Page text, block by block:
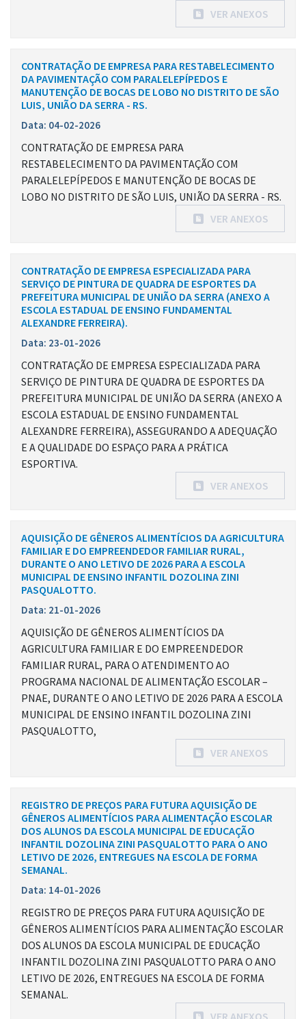
VER ANEXOS
CONTRATAÇÃO DE EMPRESA PARA RESTABELECIMENTO
DA PAVIMENTAÇÃO COM PARALELEPÍPEDOS E
MANUTENÇÃO DE BOCAS DE LOBO NO DISTRITO DE SÃO
LUIS, UNIÃO DA SERRA - RS.
Data: 04-02-2026
CONTRATAÇÃO DE EMPRESA PARA
RESTABELECIMENTO DA PAVIMENTAÇÃO COM
PARALELEPÍPEDOS E MANUTENÇÃO DE BOCAS DE
LOBO NO DISTRITO DE SÃO LUIS, UNIÃO DA SERRA - RS.
VER ANEXOS
CONTRATAÇÃO DE EMPRESA ESPECIALIZADA PARA
SERVIÇO DE PINTURA DE QUADRA DE ESPORTES DA
PREFEITURA MUNICIPAL DE UNIÃO DA SERRA (ANEXO A
ESCOLA ESTADUAL DE ENSINO FUNDAMENTAL
ALEXANDRE FERREIRA).
Data: 23-01-2026
CONTRATAÇÃO DE EMPRESA ESPECIALIZADA PARA
SERVIÇO DE PINTURA DE QUADRA DE ESPORTES DA
PREFEITURA MUNICIPAL DE UNIÃO DA SERRA (ANEXO A
ESCOLA ESTADUAL DE ENSINO FUNDAMENTAL
ALEXANDRE FERREIRA), ASSEGURANDO A ADEQUAÇÃO
E A QUALIDADE DO ESPAÇO PARA A PRÁTICA
ESPORTIVA.
VER ANEXOS
AQUISIÇÃO DE GÊNEROS ALIMENTÍCIOS DA AGRICULTURA
FAMILIAR E DO EMPREENDEDOR FAMILIAR RURAL,
DURANTE O ANO LETIVO DE 2026 PARA A ESCOLA
MUNICIPAL DE ENSINO INFANTIL DOZOLINA ZINI
PASQUALOTTO.
Data: 21-01-2026
AQUISIÇÃO DE GÊNEROS ALIMENTÍCIOS DA
AGRICULTURA FAMILIAR E DO EMPREENDEDOR
FAMILIAR RURAL, PARA O ATENDIMENTO AO
PROGRAMA NACIONAL DE ALIMENTAÇÃO ESCOLAR –
PNAE, DURANTE O ANO LETIVO DE 2026 PARA A ESCOLA
MUNICIPAL DE ENSINO INFANTIL DOZOLINA ZINI
PASQUALOTTO,
VER ANEXOS
REGISTRO DE PREÇOS PARA FUTURA AQUISIÇÃO DE
GÊNEROS ALIMENTÍCIOS PARA ALIMENTAÇÃO ESCOLAR
DOS ALUNOS DA ESCOLA MUNICIPAL DE EDUCAÇÃO
INFANTIL DOZOLINA ZINI PASQUALOTTO PARA O ANO
LETIVO DE 2026, ENTREGUES NA ESCOLA DE FORMA
SEMANAL.
Data: 14-01-2026
REGISTRO DE PREÇOS PARA FUTURA AQUISIÇÃO DE
GÊNEROS ALIMENTÍCIOS PARA ALIMENTAÇÃO ESCOLAR
DOS ALUNOS DA ESCOLA MUNICIPAL DE EDUCAÇÃO
INFANTIL DOZOLINA ZINI PASQUALOTTO PARA O ANO
LETIVO DE 2026, ENTREGUES NA ESCOLA DE FORMA
SEMANAL.